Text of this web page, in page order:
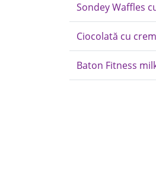
Sondey Waffles
Ciocolată cu
Baton Fitness